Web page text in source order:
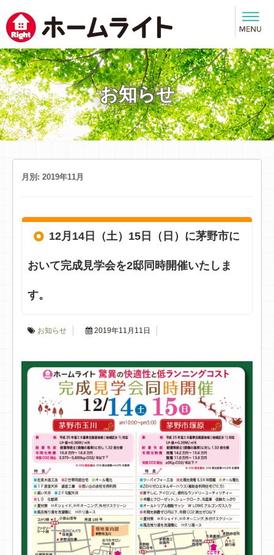
お知らせ
月別: 2019年11月
12月14日（土）15日（日）に茅野市に
おいて完成見学会を2邸同時開催いたしま
す。
お知らせ 2019年11月11日